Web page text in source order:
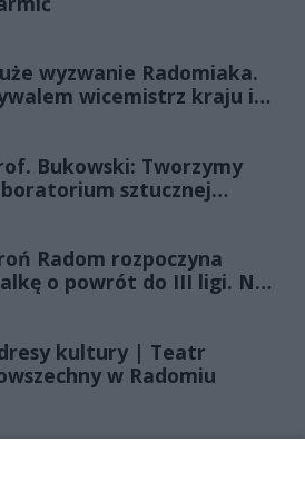
wyzwanie Radomiaka.
wicemistrz kraju i
Bukowski: Tworzymy
sztucznej
Radom rozpoczyna
o powrót do III ligi. Na
kultury | Teatr
w Radomiu